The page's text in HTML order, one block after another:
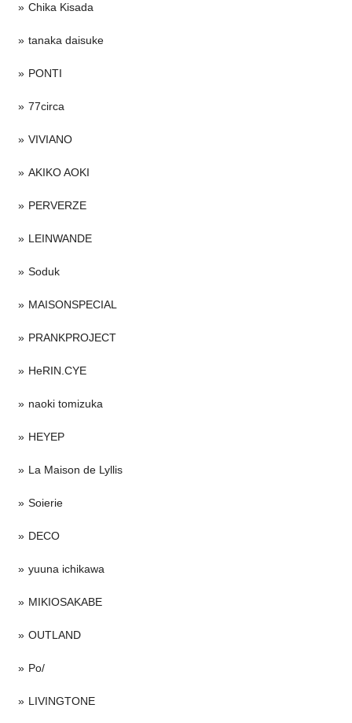
Chika Kisada
tanaka daisuke
PONTI
77circa
VIVIANO
AKIKO AOKI
PERVERZE
LEINWANDE
Soduk
MAISONSPECIAL
PRANKPROJECT
HeRIN.CYE
naoki tomizuka
HEYEP
La Maison de Lyllis
Soierie
DECO
yuuna ichikawa
MIKIOSAKABE
OUTLAND
Po/
LIVINGTONE